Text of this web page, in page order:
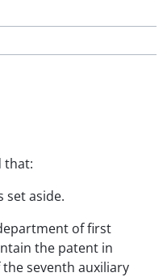
that:
set aside.
of first
the patent in
seventh auxiliary